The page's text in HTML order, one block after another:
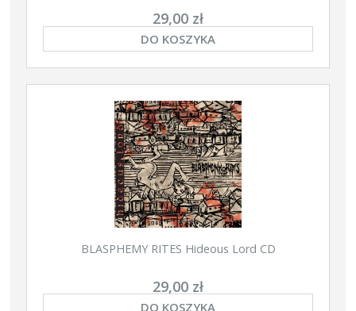
29,00 zł
DO KOSZYKA
BLASPHEMY RITES Hideous Lord CD
29,00 zł
DO KOSZYKA